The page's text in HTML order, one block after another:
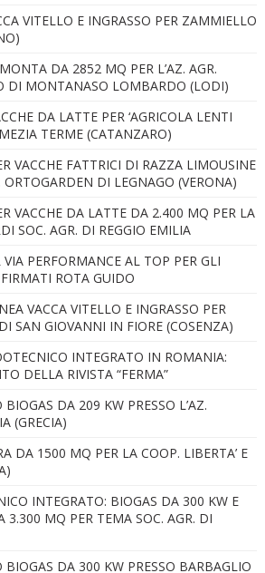
VITELLO E INGRASSO PER ZAMMIELLO
DA 2852 MQ PER L’AZ. AGR.
DI MONTANASO LOMBARDO (LODI)
DA LATTE PER ‘AGRICOLA LENTI
TERME (CATANZARO)
VACCHE FATTRICI DI RAZZA LIMOUSINE
ORTOGARDEN DI LEGNAGO (VERONA)
VACCHE DA LATTE DA 2.400 MQ PER LA
SOC. AGR. DI REGGIO EMILIA
PERFORMANCE AL TOP PER GLI
ROTA GUIDO
VACCA VITELLO E INGRASSO PER
SAN GIOVANNI IN FIORE (COSENZA)
INTEGRATO IN ROMANIA:
DELLA RIVISTA “FERMA”
DA 209 KW PRESSO L’AZ.
(GRECIA)
DA 1500 MQ PER LA COOP. LIBERTA’ E
INTEGRATO: BIOGAS DA 300 KW E
3.300 MQ PER TEMA SOC. AGR. DI
DA 300 KW PRESSO BARBAGLIO